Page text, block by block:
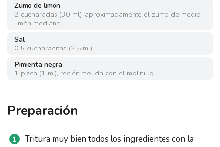
Zumo de limón
2 cucharadas (30 ml), aproximadamente el zumo de medio
limón mediano
Sal
0.5 cucharaditas (2.5 ml)
Pimienta negra
1 pizca (1 ml), recién molida con el molinillo
Preparación
Tritura muy bien todos los ingredientes con la